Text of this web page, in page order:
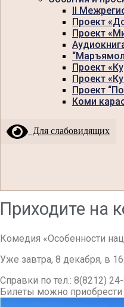
II
Проект
Проект
Проект
Проект
Проект
Коми
Для слабовидящих
Приходите на
Комедия «Особенности
Уже завтра, 8 декабря, в
Справки по тел.: 8(8212)
Билеты можно приобрести